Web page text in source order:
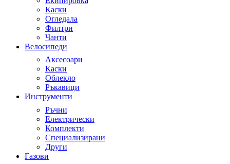
Каски
Огледала
Филтри
Чанти
Велосипеди
Аксесоари
Каски
Облекло
Ръкавици
Инструменти
Ръчни
Електрически
Комплекти
Специализирани
Други
Газови